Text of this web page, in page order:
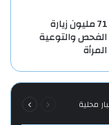
الصحة تستقبل أكثر من 71 مليون زيارة
والتوعية
محلية الصفحةالصفحة